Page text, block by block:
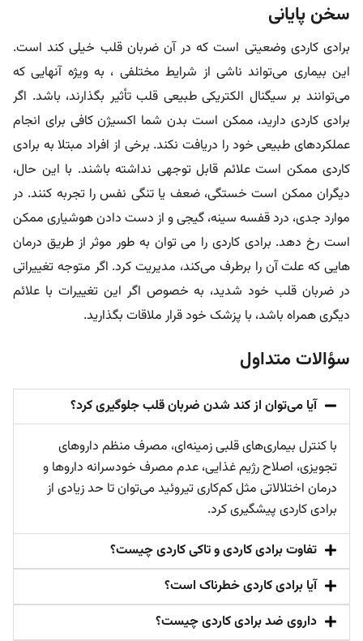
سخن پایانی
برادی کاردی وضعیتی است که در آن ضربان قلب خیلی کند است.
این بیماری می‌تواند ناشی از شرایط مختلفی ، به ویژه آنهایی که
می‌توانند بر سیگنال الکتریکی طبیعی قلب تأثیر بگذارند، باشد. اگر
برادی کاردی دارید، ممکن است بدن شما اکسیژن کافی برای انجام
عملکردهای طبیعی خود را دریافت نکند. برخی از افراد مبتلا به برادی
کاردی ممکن است علائم قابل توجهی نداشته باشند. با این حال،
دیگران ممکن است خستگی، ضعف یا تنگی نفس را تجربه کنند. در
موارد جدی، درد قفسه سینه، گیجی و از دست دادن هوشیاری ممکن
است رخ دهد. برادی کاردی را می توان به طور موثر از طریق درمان
هایی که علت آن را برطرف می‌کند، مدیریت کرد. اگر متوجه تغییراتی
در ضربان قلب خود شدید، به خصوص اگر این تغییرات با علائم
دیگری همراه باشد، با پزشک خود قرار ملاقات بگذارید.
سؤالات متداول
آیا می‌توان از کند شدن ضربان قلب جلوگیری کرد؟
با کنترل بیماری‌های قلبی زمینه‌ای، مصرف منظم داروهای
تجویزی، اصلاح رژیم غذایی، عدم مصرف خودسرانه داروها و
درمان اختلالاتی مثل کم‌کاری تیروئید می‌توان تا حد زیادی از
برادی کاردی پیشگیری کرد.
تفاوت برادی کاردی و تاکی کاردی چیست؟
آیا برادی کاردی خطرناک است؟
داروی ضد برادی کاردی چیست؟